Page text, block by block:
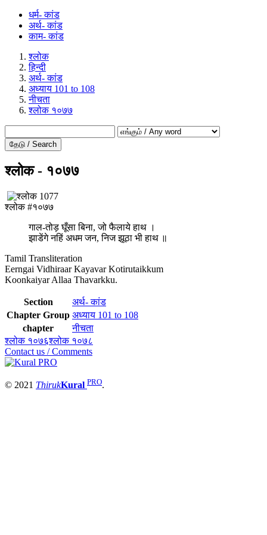
धर्म- कांड
अर्थ- कांड
काम- कांड
श्लोक
हिन्दी
अर्थ- कांड
अध्याय 101 to 108
नीचता
श्लोक १०७७
தேடு / Search
श्लोक - १०७७
श्लोक #१०७७
गाल-तोड़ घूँसा बिना, जो फैलाये हाथ ।
झाडेंगे नहिं अधम जन, निज झूठा भी हाथ ॥
Tamil Transliteration
Eerngai Vidhiraar Kayavar Kotirutaikkum
Koonkaiyar Allaa Thavarkku.
Section
अर्थ- कांड
Chapter Group अध्याय 101 to 108
chapter
नीचता
श्लोक १०७६श्लोक १०७८
Contact us / Comments
© 2021 ThirukKural PRO.